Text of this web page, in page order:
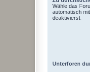
Wähle das
automatisch
deaktivierst.
Unterforen